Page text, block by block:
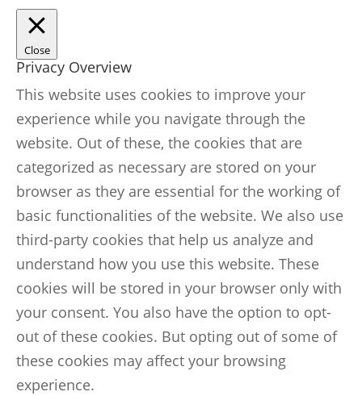
Close
Privacy Overview
This website uses cookies to improve your
experience while you navigate through the
website. Out of these, the cookies that are
categorized as necessary are stored on your
browser as they are essential for the working of
basic functionalities of the website. We also use
third-party cookies that help us analyze and
understand how you use this website. These
cookies will be stored in your browser only with
your consent. You also have the option to opt-
out of these cookies. But opting out of some of
these cookies may affect your browsing
experience.